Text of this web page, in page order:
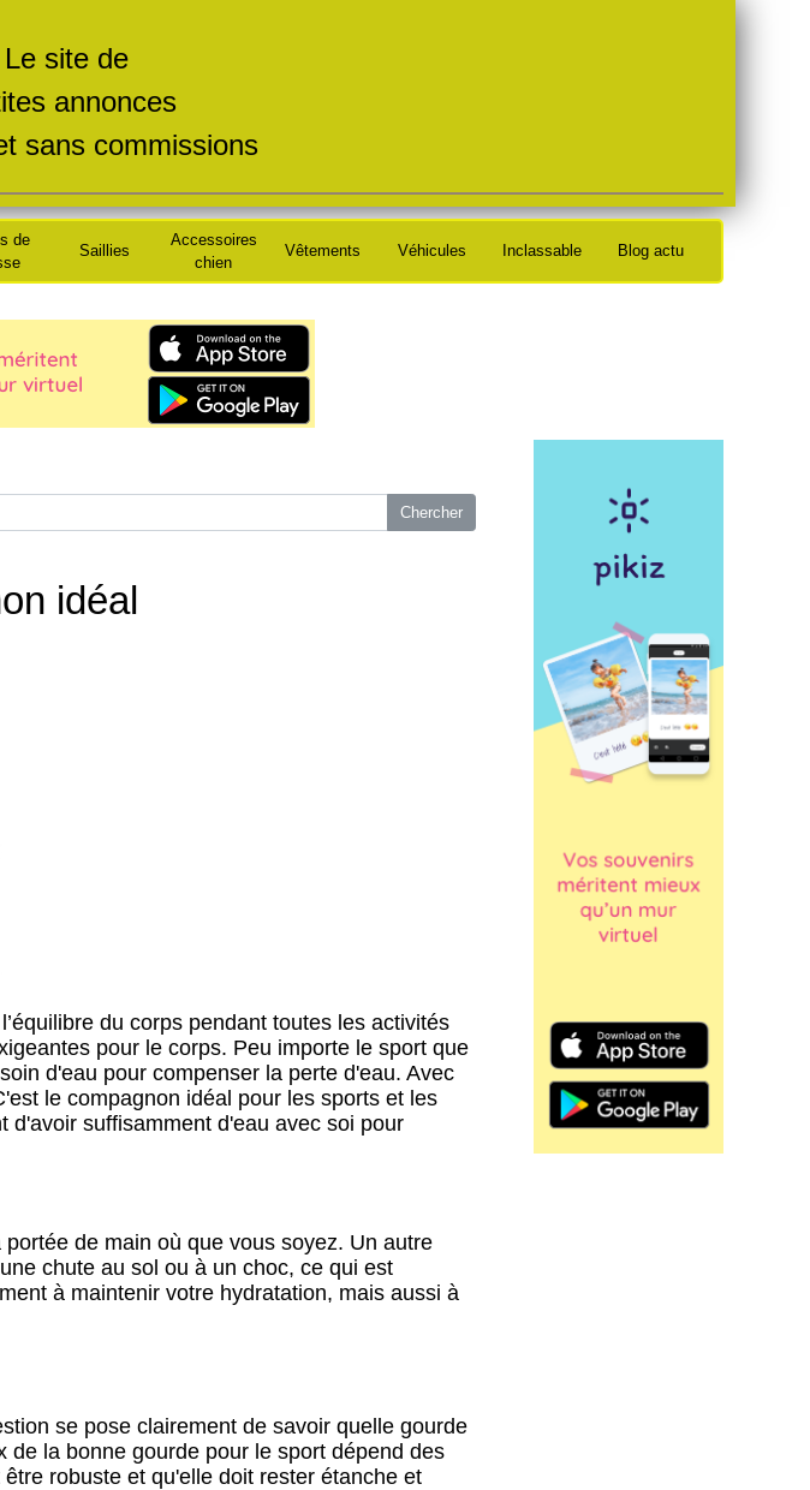
Le site de
annonces
sans commissions
de
Saillies
Accessoires
chien
Vêtements Véhicules Inclassable Blog actu
idéal
du corps pendant toutes les activités
pour le corps. Peu importe le sport que
d'eau pour compenser la perte d'eau. Avec
le compagnon idéal pour les sports et les
d'avoir suffisamment d'eau avec soi pour
de main où que vous soyez. Un autre
chute au sol ou à un choc, ce qui est
à maintenir votre hydratation, mais aussi à
se pose clairement de savoir quelle gourde
la bonne gourde pour le sport dépend des
robuste et qu'elle doit rester étanche et